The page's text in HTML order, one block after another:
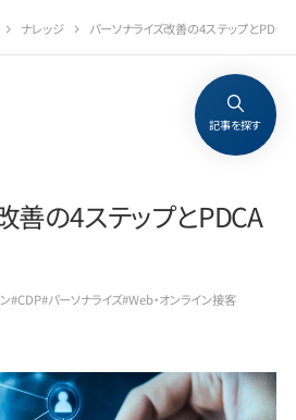
ナレッジ パーソナライズ改善の4ステップとPDCA
善の4ステップとPDCA
#CDP#パーソナライズ#Web・オンライン接客
記事を探す